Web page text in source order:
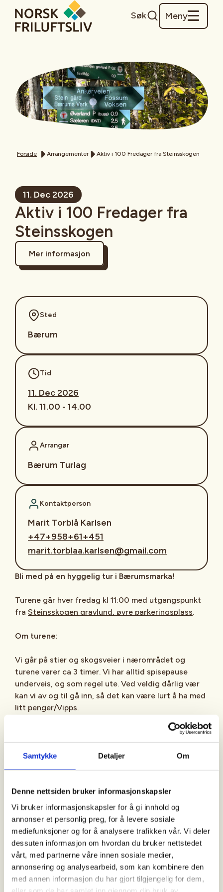
Samtykke Detaljer Om
Denne nettsiden bruker informasjonskapsler
Vi bruker informasjonskapsler for å gi innhold og
annonser et personlig preg, for å levere sosiale
mediefunksjoner og for å analysere trafikken vår. Vi deler
dessuten informasjon om hvordan du bruker nettstedet
vårt, med partnerne våre innen sosiale medier,
annonsering og analysearbeid, som kan kombinere den
med annen informasjon du har gjort tilgjengelig for dem,
Søk Meny
Forside Arrangementer Aktiv i 100 Fredager fra Steinsskogen
11. Dec 2026
Aktiv i 100 Fredager fra
Steinsskogen
Mer informasjon
Sted
Bærum
Tid
11. Dec 2026
Kl. 11.00 - 14.00
Arrangør
Bærum Turlag
Kontaktperson
Marit Torblå Karlsen
+47+958+61+451
marit.torblaa.karlsen@gmail.com
Bli med på en hyggelig tur i Bærumsmarka!
Turene går hver fredag kl 11:00 med utgangspunkt
fra Steinsskogen gravlund, øvre parkeringsplass.
Om turene:
Vi går på stier og skogsveier i nærområdet og
turene varer ca 3 timer. Vi har alltid spisepause
underveis, og som regel ute. Ved veldig dårlig vær
kan vi av og til gå inn, så det kan være lurt å ha med
litt penger/Vipps.
: De ordinære turene planlegger vi fra
gang til gang ut fra vær- og føreforhold.
Turbeskrivelsen blir annonsert i Facebookgruppen "
Aktiv i 100 med DNT Bærum Turlag - DNT Oslo og
" ca 2-3 dager før hver tur.
Månedens tur
: Arrangeres siste fredag i måneden.
Disse turene har også oppmøtested på
Steinsskogen, men vi går ofte andre steder og
gjerne litt lenger (varighet ca 4 timer).
Turbeskrivelsen blir annonsert på Facebook ca 2-3
dager før turen.